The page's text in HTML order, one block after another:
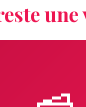
une